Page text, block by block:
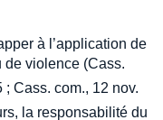
à l’application de
de violence (Cass.
; Cass. com., 12 nov.
la responsabilité du